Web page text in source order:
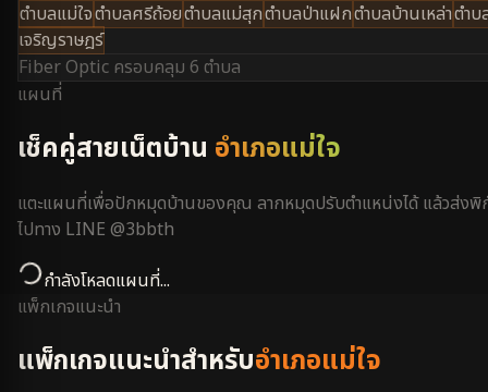
ตำบลแม่ใจตำบลศรีถ้อยตำบลแม่สุกตำบลป่าแฝกตำบลบ้านเหล่าตำบ
เจริญราษฎร์
Fiber Optic ครอบคลุม 6 ตำบล
แผนที่
เช็คคู่สายเน็ตบ้าน อำเภอแม่ใจ
แตะแผนที่เพื่อปักหมุดบ้านของคุณ ลากหมุดปรับตำแหน่งได้ แล้วส่งพิ
ไปทาง LINE @3bbth
กำลังโหลดแผนที่...
แพ็กเกจแนะนำ
แพ็กเกจแนะนำสำหรับอำเภอแม่ใจ